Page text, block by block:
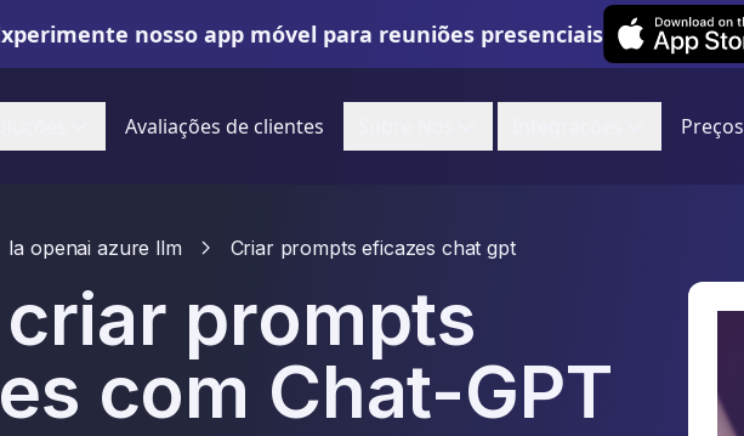
nosso app móvel para reuniões presenciais
Leexi on iOS
Avaliações de clientes Preços
Ia openai azure llm Criar prompts eficazes chat gpt
prompts
com Chat-GPT